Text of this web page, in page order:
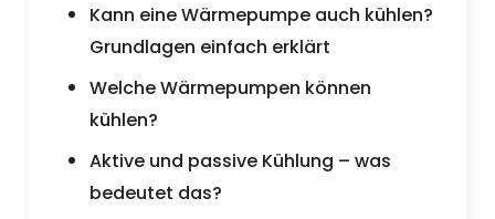
Kann eine Wärmepumpe auch kühlen?
Grundlagen einfach erklärt
Welche Wärmepumpen können
kühlen?
Aktive und passive Kühlung – was
bedeutet das?